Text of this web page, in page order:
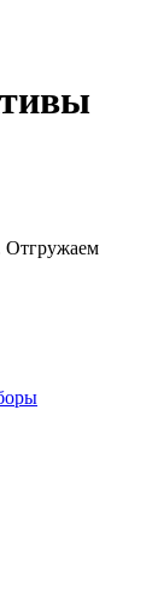
Отгружаем